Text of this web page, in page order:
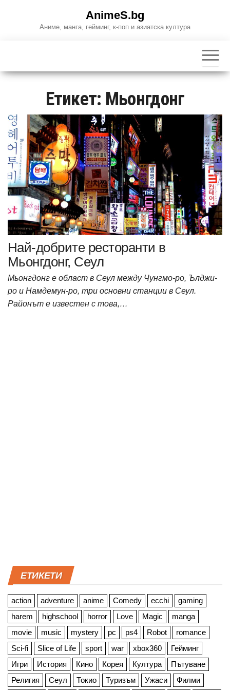
AnimeS.bg
Аниме, манга, гейминг, к-поп и азиатска култура
Етикет: Мьонгдонг
Най-добрите ресторанти в
Mьонгдонг, Сеул
Мьонгдонг е област в Сеул между Чунгмо-ро, Ълджи-
ро и Намдемун-ро, три основни станции в Сеул.
Районът е известен с това,…
ЕТИКЕТИ
action adventure anime Comedy ecchi
gaming
harem
highschool horror Love Magic
manga
movie
music mystery pc ps4 Robot
romance
Sci-fi
Slice of Life sport war xbox360
Гейминг
Игри
История Кино Корея Култура
Пътуване
Религия
Сеул Токио Туризъм Ужаси Филми